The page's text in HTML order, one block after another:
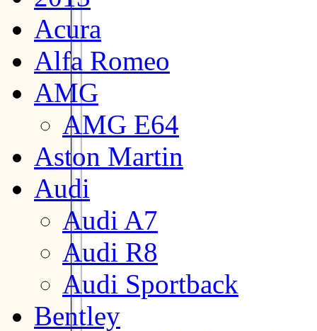
Acura
Alfa Romeo
AMG
AMG E64
Aston Martin
Audi
Audi A7
Audi R8
Audi Sportback
Bentley